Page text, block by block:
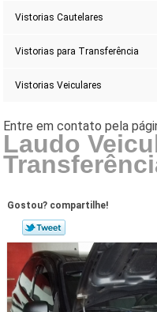
Vistorias Cautelares
Vistorias para Transferência
Vistorias Veiculares
Laudo
Gostou? compartilhe!